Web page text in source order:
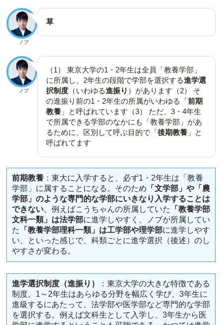
ノブ
草
ノブ
（1） 東京大学の1・2年生は全員「教養学部」
に所属し、2年生の段階で学部を選択する進学選
択制度 （いわゆる進振り ）があります（2） そ
の進振り前の1・2年生の所属がいわゆる「前期
教養 」と呼ばれています（3） ただ、3・4年生
で所属できる学部のなかにも「教養学部」があ
るために、区別して呼ぶ目的で「後期教養 」と
呼ばれてます
前期教養：東大に入学すると、必ず1・2年生は「教養
学部」に属することになる。そのため 「文学部」や「農
学部」のような専門的な学部にいきなり入学することは
できない。例えばこうちゃんの所属していた
「教養学部
文科一類」は法学部に進学しやすく、ノブが所属してい
た
「教養学部理科一類」は工学部や理学部に進学しやす
い、といった感じで、科類ごとに進学選択（後述）のし
やすさが変わる。
進学選択制度（進振り）
：東京大学の大きな特徴である
制度。1～2年生はあらゆる分野を幅広く学び、3年生に
進級するにあたって、法学部や医学部など専門的な学部
を選択する。例えば文科生として入学し、3年生から医